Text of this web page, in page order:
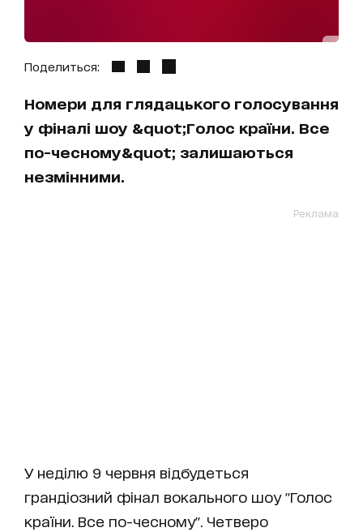
Поделиться:
Номери для глядацького голосування
у фіналі шоу &quot;Голос країни. Все
по-чесному&quot; залишаються
незмінними.
Реклама
У неділю 9 червня відбудеться
грандіозний фінал вокального шоу "Голос
країни. Все по-чесному". Четверо